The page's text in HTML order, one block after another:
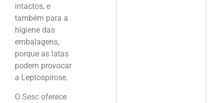
intactos, e
também para a
higiene das
embalagens,
porque as latas
podem provocar
a Leptospirose.
O Sesc oferece